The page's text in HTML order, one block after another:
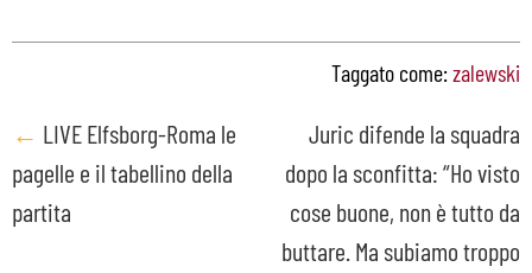
Taggato come:zalewski
Post
navigation
← LIVE Elfsborg-Roma le
pagelle e il tabellino della
partita
Juric difende la squadra
dopo la sconfitta: “Ho visto
cose buone, non è tutto da
buttare. Ma subiamo troppo